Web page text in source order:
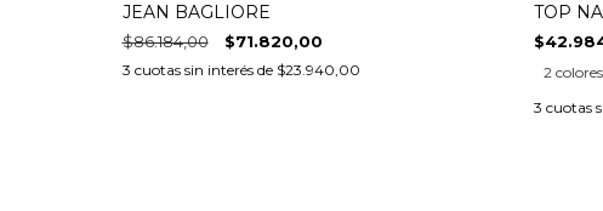
JEAN BAGLIORE
$86.184,00 $71.820,00
3 cuotas sin interés de $23.940,00
TOP
2 colores
3 cuotas